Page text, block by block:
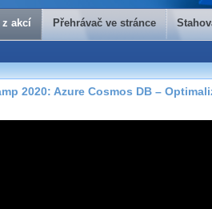
ve stránce
webu můžete pohodlně sledovat
s využitím našehoHTML 5nebo
z akcí Přehrávač ve stránce
2020: Azure Cosmos DB –